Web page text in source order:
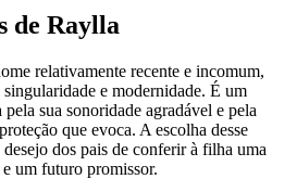
de Raylla
relativamente recente e incomum,
singularidade e modernidade. É um
pela sua sonoridade agradável e pela
que evoca. A escolha desse
dos pais de conferir à filha uma
um futuro promissor.